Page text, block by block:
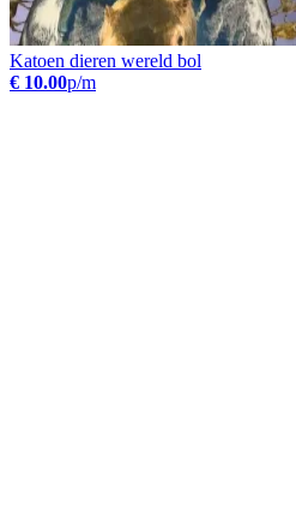
Katoen dieren wereld bol
€ 10.00p/m